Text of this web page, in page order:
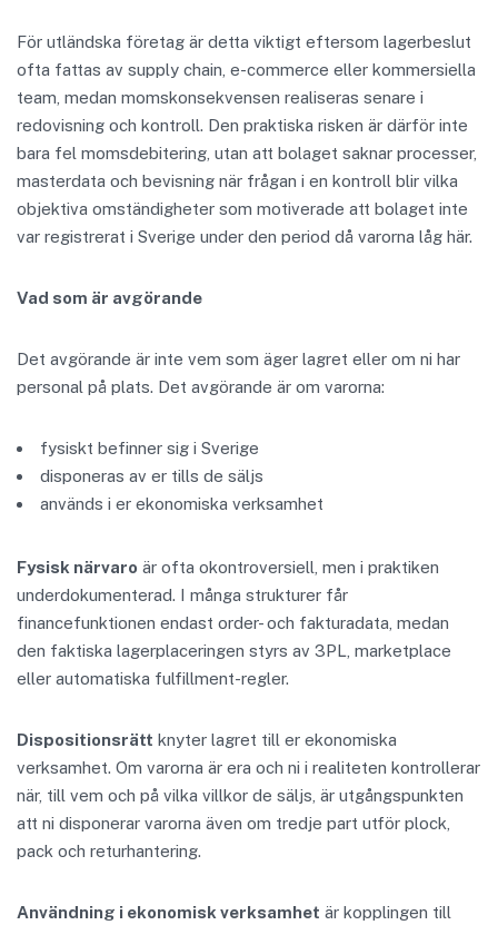
För utländska företag är detta viktigt eftersom lagerbeslut
ofta fattas av supply chain, e-commerce eller kommersiella
team, medan momskonsekvensen realiseras senare i
redovisning och kontroll. Den praktiska risken är därför inte
bara fel momsdebitering, utan att bolaget saknar processer,
masterdata och bevisning när frågan i en kontroll blir vilka
objektiva omständigheter som motiverade att bolaget inte
var registrerat i Sverige under den period då varorna låg här.
Vad som är avgörande
Det avgörande är inte vem som äger lagret eller om ni har
personal på plats. Det avgörande är om varorna:
fysiskt befinner sig i Sverige
disponeras av er tills de säljs
används i er ekonomiska verksamhet
Fysisk närvaro är ofta okontroversiell, men i praktiken
underdokumenterad. I många strukturer får
financefunktionen endast order- och fakturadata, medan
den faktiska lagerplaceringen styrs av 3PL, marketplace
eller automatiska fulfillment-regler.
Dispositionsrätt knyter lagret till er ekonomiska
verksamhet. Om varorna är era och ni i realiteten kontrollerar
när, till vem och på vilka villkor de säljs, är utgångspunkten
att ni disponerar varorna även om tredje part utför plock,
pack och returhantering.
Användning i ekonomisk verksamhet är kopplingen till